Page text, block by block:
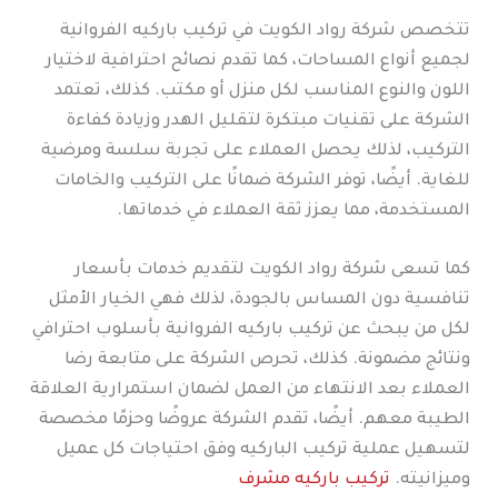
تتخصص شركة رواد الكويت في تركيب باركيه الفروانية
لجميع أنواع المساحات، كما تقدم نصائح احترافية لاختيار
اللون والنوع المناسب لكل منزل أو مكتب. كذلك، تعتمد
الشركة على تقنيات مبتكرة لتقليل الهدر وزيادة كفاءة
التركيب، لذلك يحصل العملاء على تجربة سلسة ومرضية
للغاية. أيضًا، توفر الشركة ضمانًا على التركيب والخامات
المستخدمة، مما يعزز ثقة العملاء في خدماتها.
كما تسعى شركة رواد الكويت لتقديم خدمات بأسعار
تنافسية دون المساس بالجودة، لذلك فهي الخيار الأمثل
لكل من يبحث عن تركيب باركيه الفروانية بأسلوب احترافي
ونتائج مضمونة. كذلك، تحرص الشركة على متابعة رضا
العملاء بعد الانتهاء من العمل لضمان استمرارية العلاقة
الطيبة معهم. أيضًا، تقدم الشركة عروضًا وحزمًا مخصصة
لتسهيل عملية تركيب الباركيه وفق احتياجات كل عميل
وميزانيته. تركيب باركيه مشرف